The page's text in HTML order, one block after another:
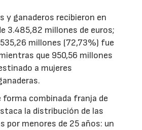
y ganaderos recibieron en
3.485,82 millones de euros;
millones (72,73%) fue
que 950,56 millones
a mujeres
forma combinada franja de
la distribución de las
por menores de 25 años: un